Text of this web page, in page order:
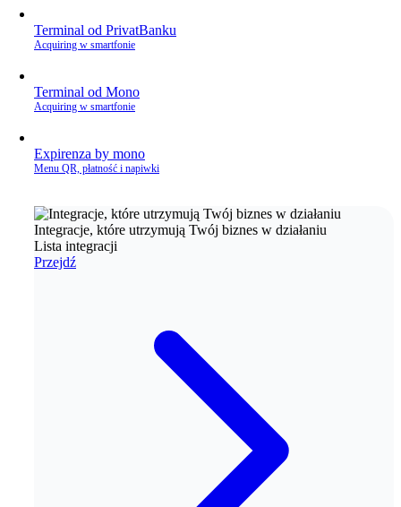
Terminal od PrivatBanku
Acquiring w smartfonie
Terminal od Mono
Acquiring w smartfonie
Expirenza by mono
Menu QR, płatność i napiwki
Integracje, które utrzymują Twój biznes w działaniu
Lista integracji
Przejdź